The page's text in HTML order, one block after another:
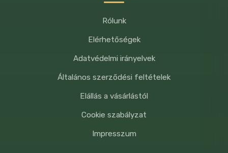
adalékanyagok
E-vitamin 33 mg
3b103 (vas) 42 mg
3b202 (jód) 0,8 mg
3b405 (réz) 4,2 mg
Rólunk
Elérhetőségek
Adatvédelmi irányelvek
Általános szerződési feltételek
Elállás a vásárlástól
Cookie szabályzat
Impresszum